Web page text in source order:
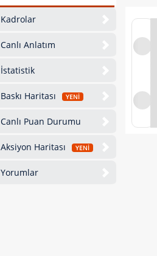
Kadrolar
Canlı Anlatım
İstatistik
Baskı Haritası YENİ
Canlı Puan Durumu
Aksiyon Haritası YENİ
Yorumlar